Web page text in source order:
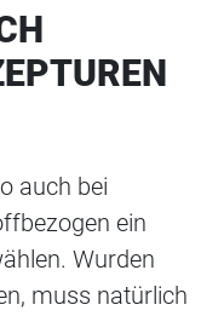
auch bei
ein
Wurden
muss natürlich